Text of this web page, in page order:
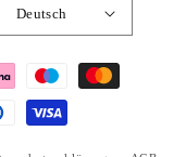
Deutsch